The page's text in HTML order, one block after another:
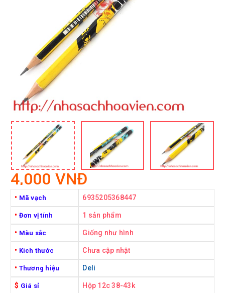
4,000 VNĐ
• Mã vạch 6935205368447
• Đơn vị tính 1 sản phẩm
• Màu sắc Giống như hình
• Kích thước Chưa cập nhật
• Thương hiệu Deli
$ Giá sỉ Hộp 12c 38-43k